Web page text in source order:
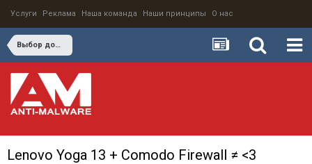
Услуги Реклама Наша команда Наши принципы О нас
Выбор домашних средств защиты
Lenovo Yoga 13 + Comodo Firewall ≠ <3